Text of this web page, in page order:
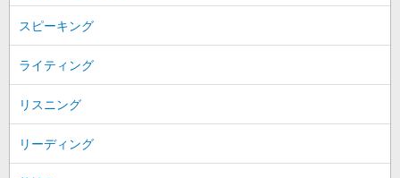
スピーキング
ライティング
リスニング
リーディング